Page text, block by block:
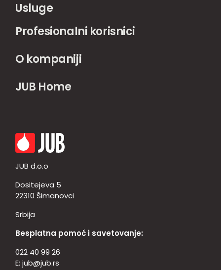
Usluge
Profesionalni korisnici
O kompaniji
JUB Home
JUB d.o.o
Dositejeva 5
22310 Šimanovci
Srbija
Besplatna pomoć i savetovanje:
022 40 99 26
E: jub@jub.rs